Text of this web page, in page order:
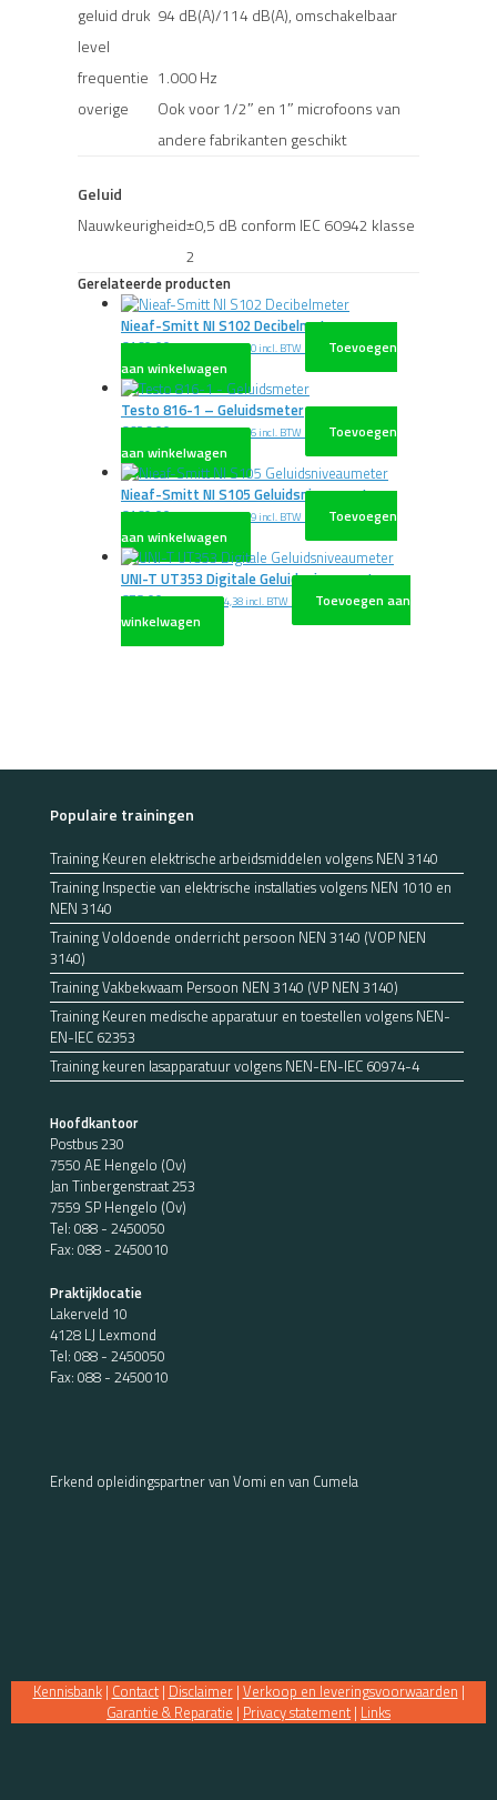
geluid druk
level
94 dB(A)/114 dB(A), omschakelbaar
frequentie 1.000 Hz
overige
Ook voor 1/2″ en 1″ microfoons van
andere fabrikanten geschikt
Geluid
Nauwkeurigheid±0,5 dB conform IEC 60942 klasse
2
Gerelateerde producten
Nieaf-Smitt NI S102 Decibelmeter
€160,00 excl. BTW€193,60 incl. BTW
Toevoegen
aan winkelwagen
Testo 816-1 – Geluidsmeter
€626,00 excl. BTW€757,46 incl. BTW
Toevoegen
aan winkelwagen
Nieaf-Smitt NI S105 Geluidsniveaumeter
€169,00 excl. BTW€204,49 incl. BTW
Toevoegen
aan winkelwagen
UNI-T UT353 Digitale Geluidsniveaumeter
€78,00 excl. BTW€94,38 incl. BTW
Toevoegen aan
winkelwagen
Populaire trainingen
Training Keuren elektrische arbeidsmiddelen volgens NEN 3140
Training Inspectie van elektrische installaties volgens NEN 1010 en
NEN 3140
Training Voldoende onderricht persoon NEN 3140 (VOP NEN
3140)
Training Vakbekwaam Persoon NEN 3140 (VP NEN 3140)
Training Keuren medische apparatuur en toestellen volgens NEN-
EN-IEC 62353
Training keuren lasapparatuur volgens NEN-EN-IEC 60974-4
Hoofdkantoor
Postbus 230
7550 AE Hengelo (Ov)
Jan Tinbergenstraat 253
7559 SP Hengelo (Ov)
Tel: 088 - 2450050
Fax: 088 - 2450010
Praktijklocatie
Lakerveld 10
4128 LJ Lexmond
Tel: 088 - 2450050
Fax: 088 - 2450010
Erkend opleidingspartner van Vomi en van Cumela
Kennisbank| Contact| Disclaimer| Verkoop en leveringsvoorwaarden |
Garantie & Reparatie | Privacy statement | Links